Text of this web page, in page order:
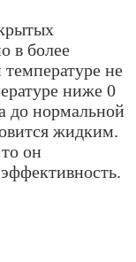
в более
не
ниже 0
до нормальной
жидким.
он